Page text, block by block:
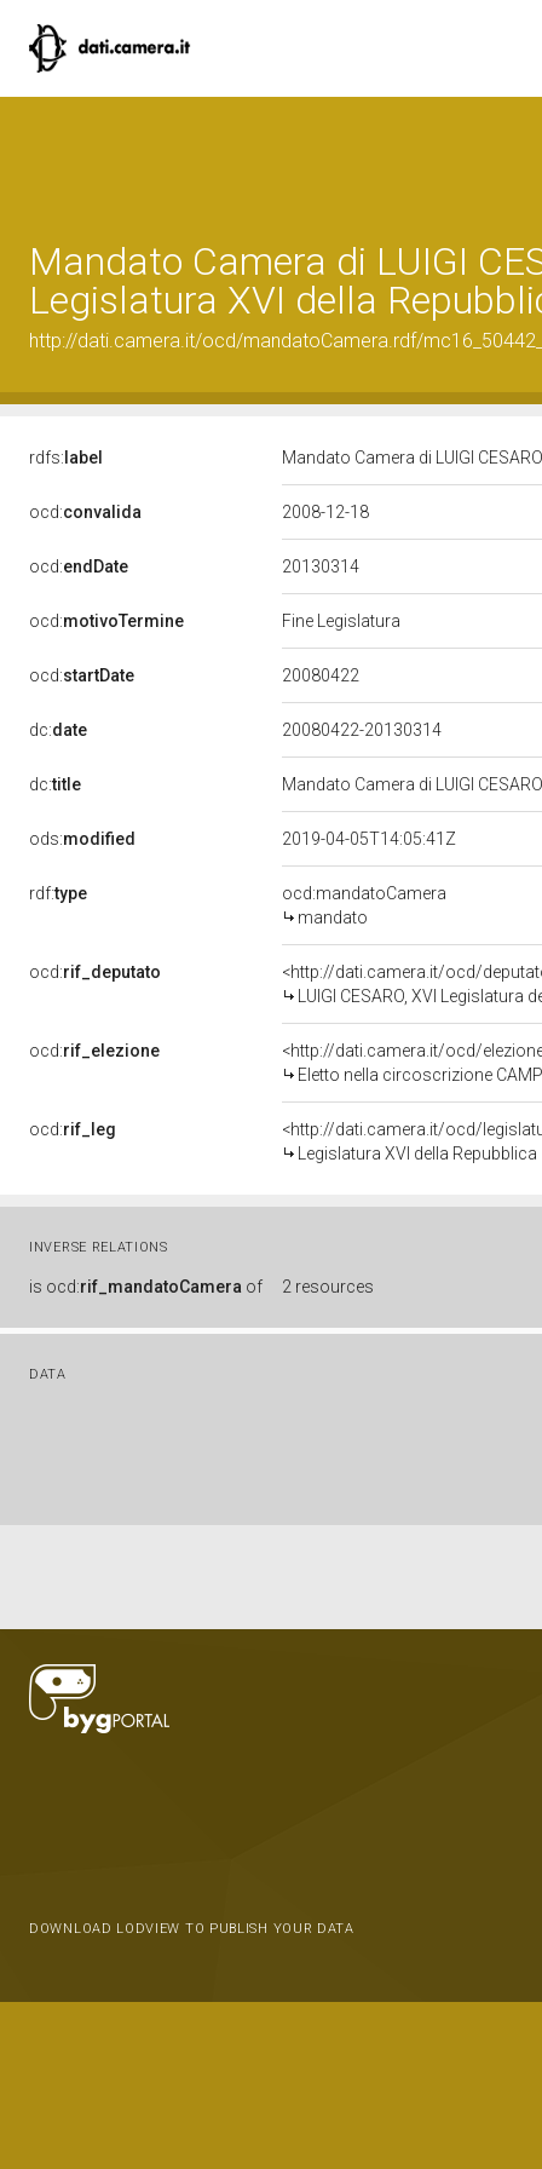
Mandato Camera di LUIGI
Legislatura XVI della
http://dati.camera.it/ocd/mandatoCamera.rdf/
rdfs: label Mandato Camera di LUIGI
ocd:convalida 2008-12-18
ocd:endDate 20130314
ocd:motivoTermine Fine Legislatura
ocd:startDate 20080422
dc:date 20080422-20130314
dc:title Mandato Camera di LUIGI
ods:modified 2019-04-05T14:05:41Z
rdf:type
ocd:mandatoCamera
mandato
ocd:rif_deputato
<http://dati.camera.it/ocd/
LUIGI CESARO, XVI Legislatura
ocd:rif_elezione
<http://dati.camera.it/ocd/
Eletto nella circoscrizione
ocd:rif_leg
<http://dati.camera.it/ocd/
Legislatura XVI della
INVERSE RELATIONS
is ocd:rif_mandatoCamera of 2 resources
DATA
DOWNLOAD LODVIEW TO PUBLISH YOUR DATA